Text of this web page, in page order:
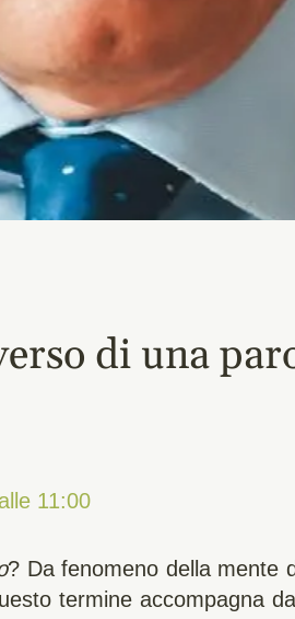
di una
11:00
? Da fenomeno della mente
termine accompagna